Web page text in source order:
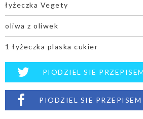
łyżeczka Vegety
oliwa z oliwek
1 łyżeczka plaska cukier
PIODZIEL SIE
PIODZIEL SIE